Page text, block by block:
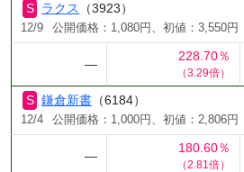
ラクス （3923）
12/9 公開価格：1,080円、初値：3,550円
―
228.70％
（3.29倍）
鎌倉新書 （6184）
12/4 公開価格：1,000円、初値：2,806円
―
180.60％
（2.81倍）